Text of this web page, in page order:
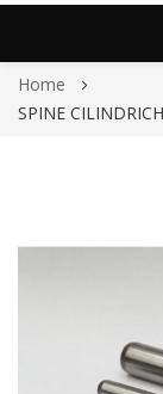
Salta
al
Home
SPINE
fine